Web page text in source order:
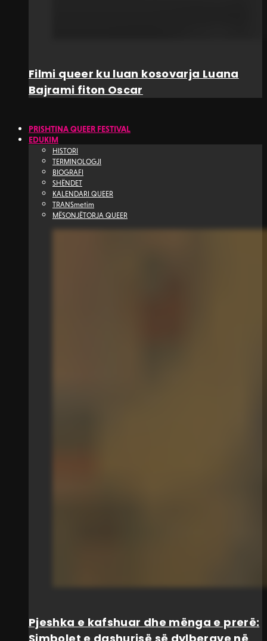
Filmi queer ku luan kosovarja Luana
Bajrami fiton Oscar
PRISHTINA QUEER FESTIVAL
EDUKIM
HISTORI
TERMINOLOGJI
BIOGRAFI
SHËNDET
KALENDARI QUEER
TRANSmetim
MËSONJËTORJA QUEER
Pjeshka e kafshuar dhe mënga e prerë: